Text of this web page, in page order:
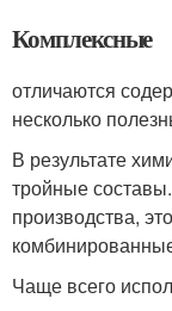
Комплексные
отличаются
несколько
В результате
тройные
производства,
Чаще всего